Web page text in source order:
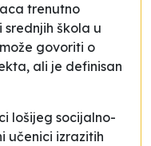
trenutno
škola u
govoriti o
ali je definisan
lošijeg socijalno-
učenici izrazitih